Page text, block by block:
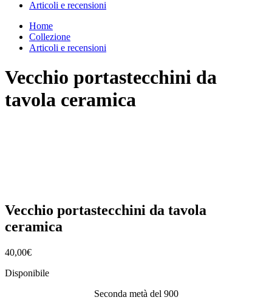
Articoli e recensioni
Home
Collezione
Articoli e recensioni
Vecchio portastecchini da
tavola ceramica
Vecchio portastecchini da tavola
ceramica
40,00€
Disponibile
Seconda metà del 900